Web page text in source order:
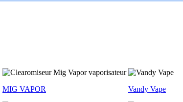
MIG VAPOR Vandy Vape